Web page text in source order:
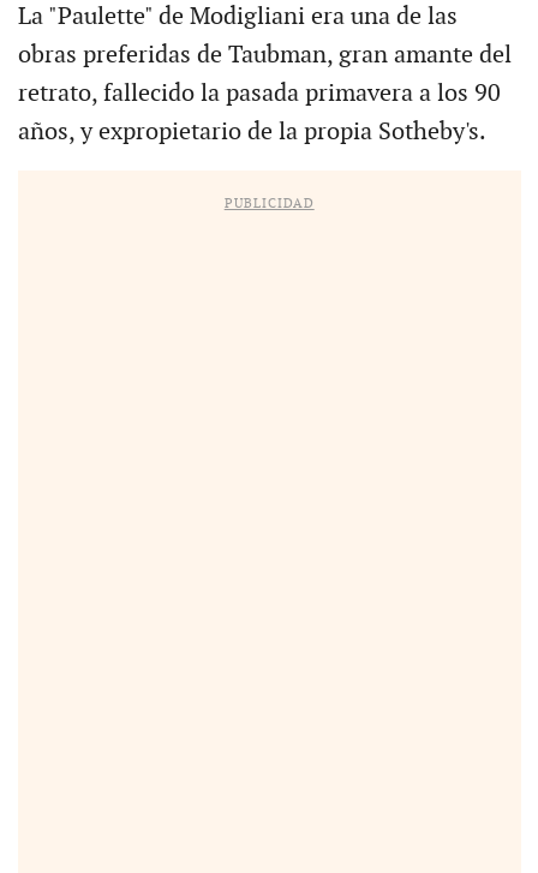
La "Paulette" de Modigliani era una de las
obras preferidas de Taubman, gran amante del
retrato, fallecido la pasada primavera a los 90
años, y expropietario de la propia Sotheby's.
PUBLICIDAD